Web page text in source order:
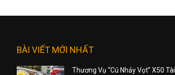
BÀI VIẾT MỚI NHẤT
Thương Vụ “Cú Nhảy Vọt” X50 Tài